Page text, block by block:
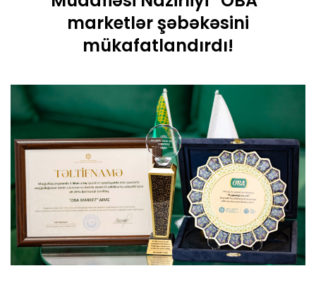
marketlər şəbəkəsini
mükafatlandırdı!